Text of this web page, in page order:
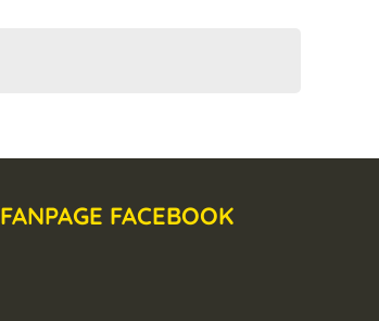
FANPAGE FACEBOOK